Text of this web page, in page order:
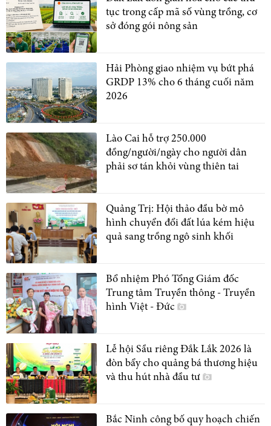
tục trong cấp mã số vùng trồng, cơ
sở đóng gói nông sản
Hải Phòng giao nhiệm vụ bứt phá
GRDP 13% cho 6 tháng cuối năm
2026
Lào Cai hỗ trợ 250.000
đồng/người/ngày cho người dân
phải sơ tán khỏi vùng thiên tai
Quảng Trị: Hội thảo đầu bờ mô
hình chuyển đổi đất lúa kém hiệu
quả sang trồng ngô sinh khối
Bổ nhiệm Phó Tổng Giám đốc
Trung tâm Truyền thông - Truyền
hình Việt - Đức
Lễ hội Sầu riêng Đắk Lắk 2026 là
đòn bẩy cho quảng bá thương hiệu
và thu hút nhà đầu tư
Bắc Ninh công bố quy hoạch chiến